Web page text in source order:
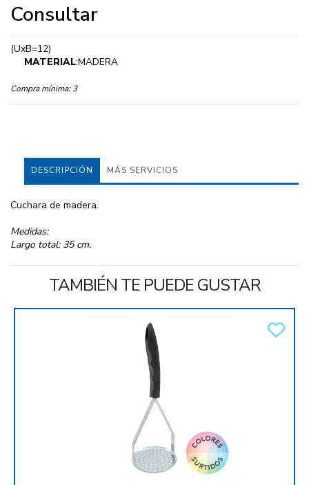
Consultar
(UxB=12)
MATERIAL:MADERA
Compra mínima: 3
DESCRIPCIÓN MÁS SERVICIOS
Cuchara de madera.
Medidas:
Largo total: 35 cm.
TAMBIÉN TE PUEDE GUSTAR